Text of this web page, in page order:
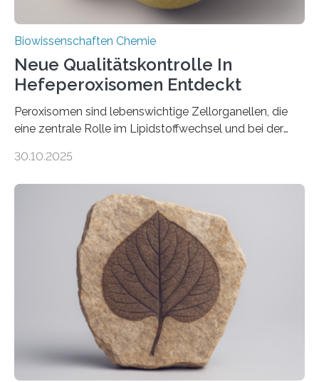
Biowissenschaften Chemie
Neue Qualitätskontrolle In
Hefeperoxisomen Entdeckt
Peroxisomen sind lebenswichtige Zellorganellen, die
eine zentrale Rolle im Lipidstoffwechsel und bei der
erfüllen können, müssen zahlreiche Enzyme präzise in
der Ruhr-Universität Bochum um Prof. Dr. Ralf Erdmann
und Dr. Ismaila Francis Yusuf hat nun einen bislang
unbekannten Qualitätskontrollmechanismus des
peroxisomalen Proteintransports in der Bäckerhefe
Saccharomyces cerevisiae entdeckt, der für die
Funktionsfähigkeit der Organellen entscheidend ist. Die
Studie wurde am 28. Oktober 2025 in der
Fachzeitschrift…
30.10.2025